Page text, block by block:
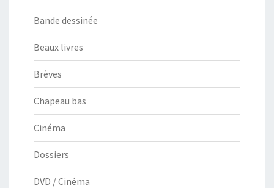
Bande dessinée
Beaux livres
Brèves
Chapeau bas
Cinéma
Dossiers
DVD / Cinéma